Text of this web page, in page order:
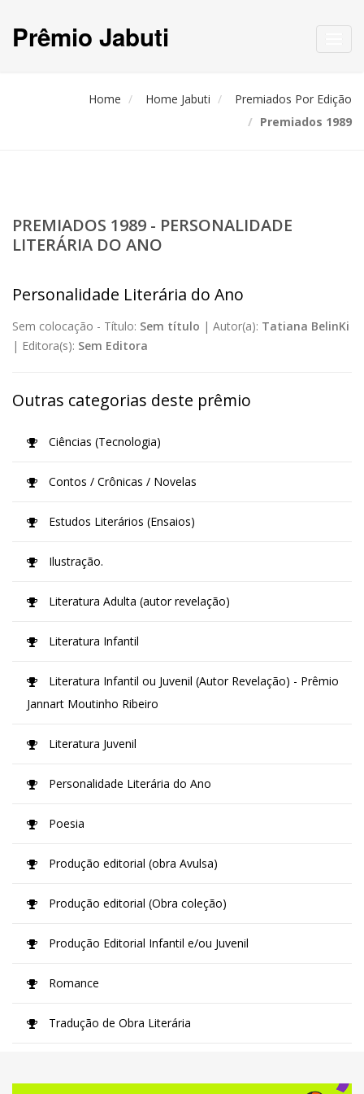
Prêmio Jabuti
Home Home Jabuti
Premiados Por Edição
Premiados 1989
PREMIADOS 1989 - PERSONALIDADE
LITERÁRIA DO ANO
Personalidade Literária do Ano
Sem colocação - Título: Sem título | Autor(a): Tatiana BelinKi
| Editora(s): Sem Editora
Outras categorias deste prêmio
Ciências (Tecnologia)
Contos / Crônicas / Novelas
Estudos Literários (Ensaios)
Ilustração.
Literatura Adulta (autor revelação)
Literatura Infantil
Literatura Infantil ou Juvenil (Autor Revelação) - Prêmio
Jannart Moutinho Ribeiro
Literatura Juvenil
Personalidade Literária do Ano
Poesia
Produção editorial (obra Avulsa)
Produção editorial (Obra coleção)
Produção Editorial Infantil e/ou Juvenil
Romance
Tradução de Obra Literária